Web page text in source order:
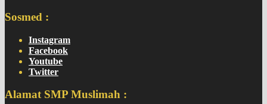
Sosmed :
Instagram
Facebook
Youtube
Twitter
Alamat SMP Muslimah :